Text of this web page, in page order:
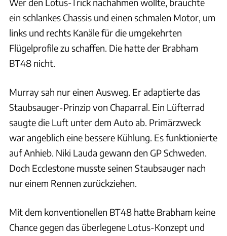
Wer den Lotus-Trick nachahmen wollte, brauchte
ein schlankes Chassis und einen schmalen Motor, um
links und rechts Kanäle für die umgekehrten
Flügelprofile zu schaffen. Die hatte der Brabham
BT48 nicht.
Murray sah nur einen Ausweg. Er adaptierte das
Staubsauger-Prinzip von Chaparral. Ein Lüfterrad
saugte die Luft unter dem Auto ab. Primärzweck
war angeblich eine bessere Kühlung. Es funktionierte
auf Anhieb. Niki Lauda gewann den GP Schweden.
Doch Ecclestone musste seinen Staubsauger nach
nur einem Rennen zurückziehen.
Mit dem konventionellen BT48 hatte Brabham keine
Chance gegen das überlegene Lotus-Konzept und